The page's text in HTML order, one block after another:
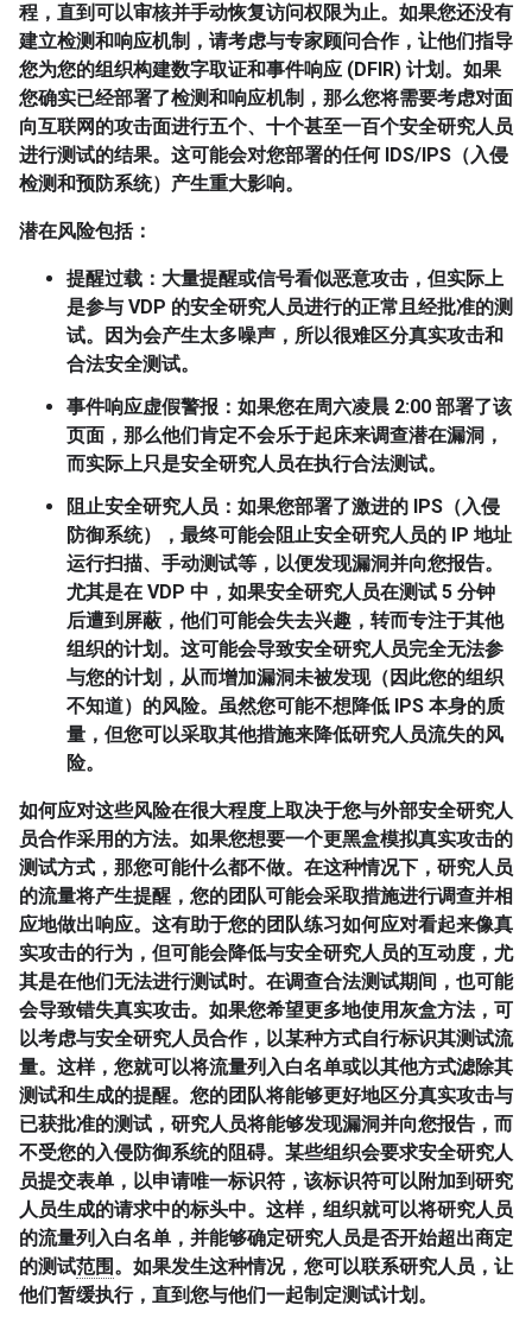
程，直到可以审核并手动恢复访问权限为止。如果您还没有
建立检测和响应机制，请考虑与专家顾问合作，让他们指导
您为您的组织构建数字取证和事件响应 (DFIR) 计划。如果
您确实已经部署了检测和响应机制，那么您将需要考虑对面
向互联网的攻击面进行五个、十个甚至一百个安全研究人员
进行测试的结果。这可能会对您部署的任何 IDS/IPS（入侵
检测和预防系统）产生重大影响。
潜在风险包括：
提醒过载 ：大量提醒或信号看似恶意攻击，但实际上
是参与 VDP 的安全研究人员进行的正常且经批准的测
试。因为会产生太多噪声，所以很难区分真实攻击和
合法安全测试。
事件响应虚假警报 ：如果您在周六凌晨 2:00 部署了该
页面，那么他们肯定不会乐于起床来调查潜在漏洞，
而实际上只是安全研究人员在执行合法测试。
阻止安全研究人员 ：如果您部署了激进的 IPS（入侵
防御系统），最终可能会阻止安全研究人员的 IP 地址
运行扫描、手动测试等，以便发现漏洞并向您报告。
尤其是在 VDP 中，如果安全研究人员在测试 5 分钟
后遭到屏蔽，他们可能会失去兴趣，转而专注于其他
组织的计划。这可能会导致安全研究人员完全无法参
与您的计划，从而增加漏洞未被发现（因此您的组织
不知道）的风险。虽然您可能不想降低 IPS 本身的质
量，但您可以采取其他措施来降低研究人员流失的风
险。
如何应对这些风险在很大程度上取决于您与外部安全研究人
员合作采用的方法。如果您想要一个更黑盒模拟真实攻击的
测试方式，那您可能什么都不做。在这种情况下，研究人员
的流量将产生提醒，您的团队可能会采取措施进行调查并相
应地做出响应。这有助于您的团队练习如何应对看起来像真
实攻击的行为，但可能会降低与安全研究人员的互动度，尤
其是在他们无法进行测试时。在调查合法测试期间，也可能
会导致错失真实攻击。如果您希望更多地使用灰盒方法，可
以考虑与安全研究人员合作，以某种方式自行标识其测试流
量。这样，您就可以将流量列入白名单或以其他方式滤除其
测试和生成的提醒。您的团队将能够更好地区分真实攻击与
已获批准的测试，研究人员将能够发现漏洞并向您报告，而
不受您的入侵防御系统的阻碍。某些组织会要求安全研究人
员提交表单，以申请唯一标识符，该标识符可以附加到研究
人员生成的请求中的标头中。这样，组织就可以将研究人员
的流量列入白名单，并能够确定研究人员是否开始超出商定
的测试范围。如果发生这种情况，您可以联系研究人员，让
他们暂缓执行，直到您与他们一起制定测试计划。